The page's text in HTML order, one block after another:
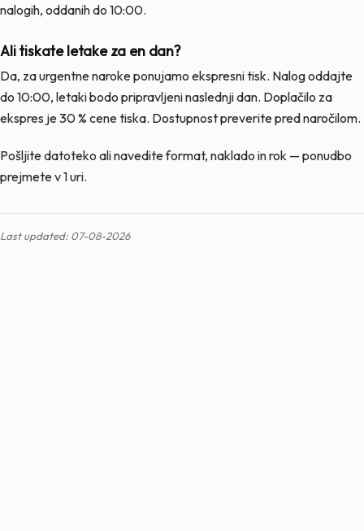
nalogih, oddanih do 10:00.
Ali tiskate letake za en dan?
Da, za urgentne naroke ponujamo ekspresni tisk. Nalog oddajte
do 10:00, letaki bodo pripravljeni naslednji dan. Doplačilo za
ekspres je 30 % cene tiska. Dostupnost preverite pred naročilom.
Pošljite datoteko ali navedite format, naklado in rok — ponudbo
prejmete v 1 uri.
Last updated: 07-08-2026